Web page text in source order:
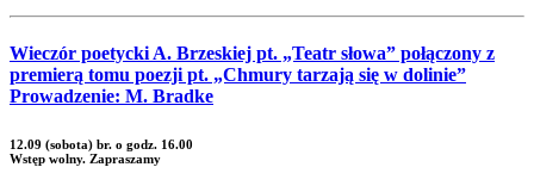
Wieczór poetycki A. Brzeskiej pt. „Teatr słowa” połączony z
premierą tomu poezji pt. „Chmury tarzają się w dolinie”
Prowadzenie: M. Bradke
12.09 (sobota) br. o godz. 16.00
Wstęp wolny. Zapraszamy